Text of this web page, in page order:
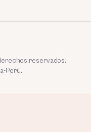
reservados.
Perú.